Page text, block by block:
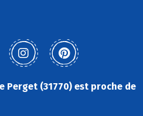
Perget (31770) est proche de